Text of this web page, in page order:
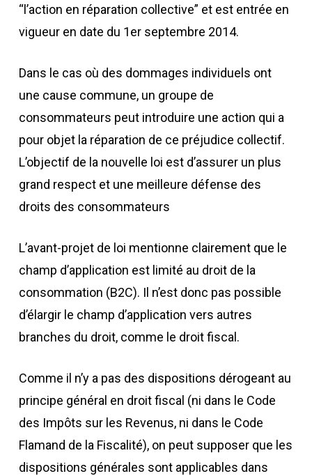
“l’action en réparation collective” et est entrée en
vigueur en date du 1er septembre 2014.
Dans le cas où des dommages individuels ont
une cause commune, un groupe de
consommateurs peut introduire une action qui a
pour objet la réparation de ce préjudice collectif.
L’objectif de la nouvelle loi est d’assurer un plus
grand respect et une meilleure défense des
droits des consommateurs
L’avant-projet de loi mentionne clairement que le
champ d’application est limité au droit de la
consommation (B2C). Il n’est donc pas possible
d’élargir le champ d’application vers autres
branches du droit, comme le droit fiscal.
Comme il n’y a pas des dispositions dérogeant au
principe général en droit fiscal (ni dans le Code
des Impôts sur les Revenus, ni dans le Code
Flamand de la Fiscalité), on peut supposer que les
dispositions générales sont applicables dans